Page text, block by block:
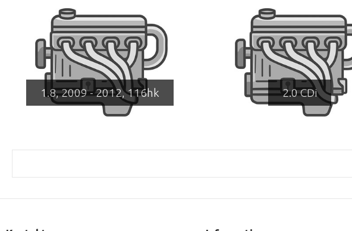
1.8, 2009 - 2012, 116hk 2.0 CDi